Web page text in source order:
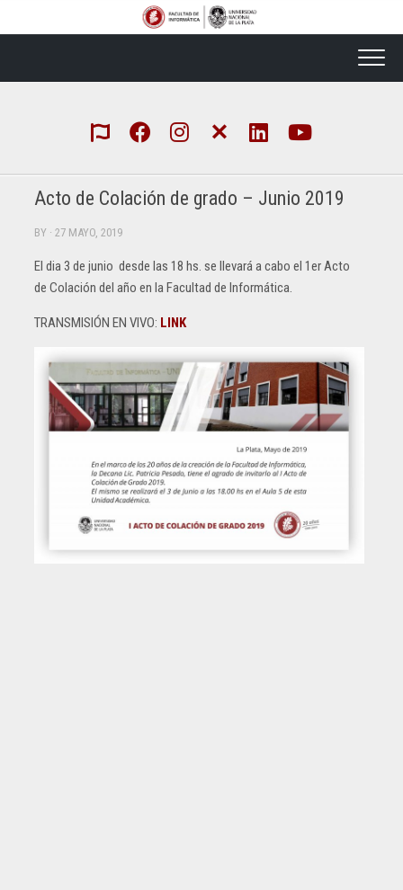
Acto de Colación de grado – Junio 2019
BY · 27 MAYO, 2019
El dia 3 de junio desde las 18 hs. se llevará a cabo el 1er Acto
de Colación del año en la Facultad de Informática.
TRANSMISIÓN EN VIVO: LINK